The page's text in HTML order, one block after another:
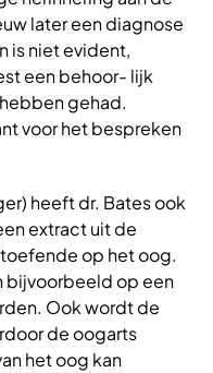
later een diagnose
is niet evident,
een behoor- lijk
gehad.
voor het bespreken
heeft dr. Bates ook
extract uit de
op het oog.
bijvoorbeeld op een
Ook wordt de
de oogarts
het oog kan